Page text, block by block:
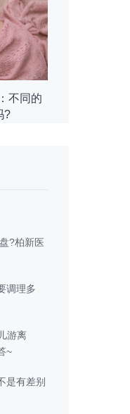
不同的
?
?柏新医
调理多
游离
~
是有差别